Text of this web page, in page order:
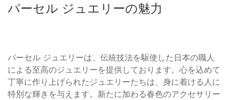
パーセル ジュエリーの魅力
パーセル ジュエリーは、伝統技法を駆使した日本の職人
による至高のジュエリーを提供しております。心を込めて
丁寧に作り上げられたジュエリーたちは、身に着ける人に
特別な輝きを与えます。新たに加わる春色のアクセサリー